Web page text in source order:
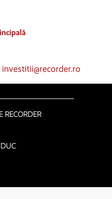
investitii@recorder.ro
RECORDER